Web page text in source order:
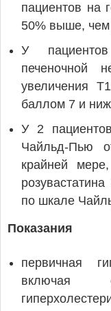
пациентов на
50% выше, чем
У
печеночной
увеличения
баллом 7 и
У 2
Чайльд-Пью
крайней
по шкале
Показания
первичная
включая